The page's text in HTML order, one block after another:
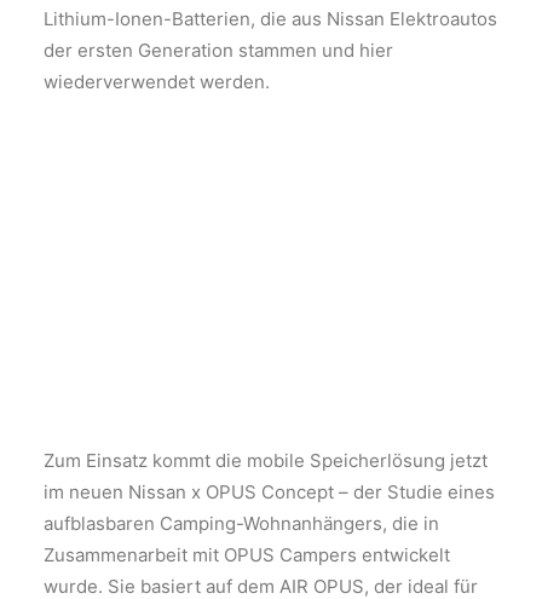
Lithium-Ionen-Batterien, die aus Nissan Elektroautos
der ersten Generation stammen und hier
wiederverwendet werden.
Zum Einsatz kommt die mobile Speicherlösung jetzt
im neuen Nissan x OPUS Concept – der Studie eines
aufblasbaren Camping-Wohnanhängers, die in
Zusammenarbeit mit OPUS Campers entwickelt
wurde. Sie basiert auf dem AIR OPUS, der ideal für